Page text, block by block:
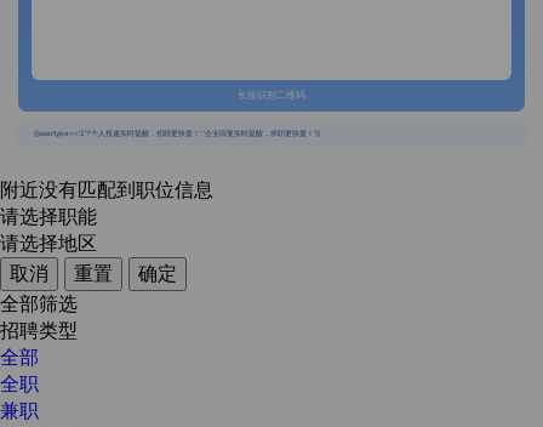
长按识别二维码
{{usertype=='2'?'个人投递实时提醒，招聘更快捷！':'企业回复实时提醒，求职更快捷！'}}
附近没有匹配到职位信息
请选择职能
请选择地区
取消
重置
确定
全部筛选
招聘类型
全部
全职
兼职